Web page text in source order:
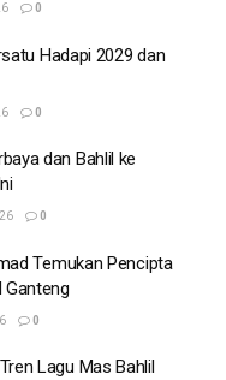
0
Hadapi 2029 dan
0
dan Bahlil ke
0
Temukan Pencipta
Ganteng
0
Lagu Mas Bahlil